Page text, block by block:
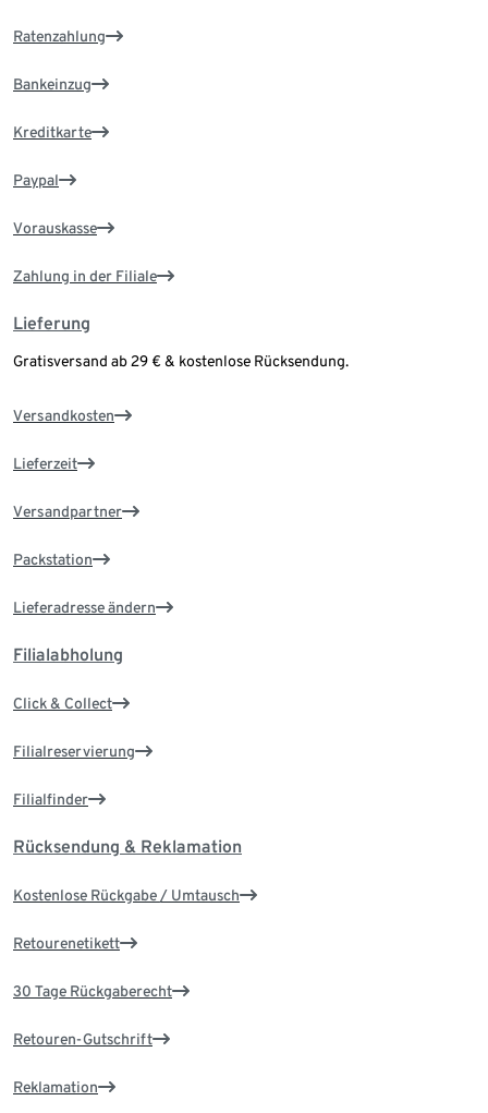
Ratenzahlung
Bankeinzug
Kreditkarte
Paypal
Vorauskasse
Zahlung in der Filiale
Lieferung
Gratisversand ab 29 € & kostenlose Rücksendung.
Versandkosten
Lieferzeit
Versandpartner
Packstation
Lieferadresse ändern
Filialabholung
Click & Collect
Filialreservierung
Filialfinder
Rücksendung & Reklamation
Kostenlose Rückgabe / Umtausch
Retourenetikett
30 Tage Rückgaberecht
Retouren-Gutschrift
Reklamation